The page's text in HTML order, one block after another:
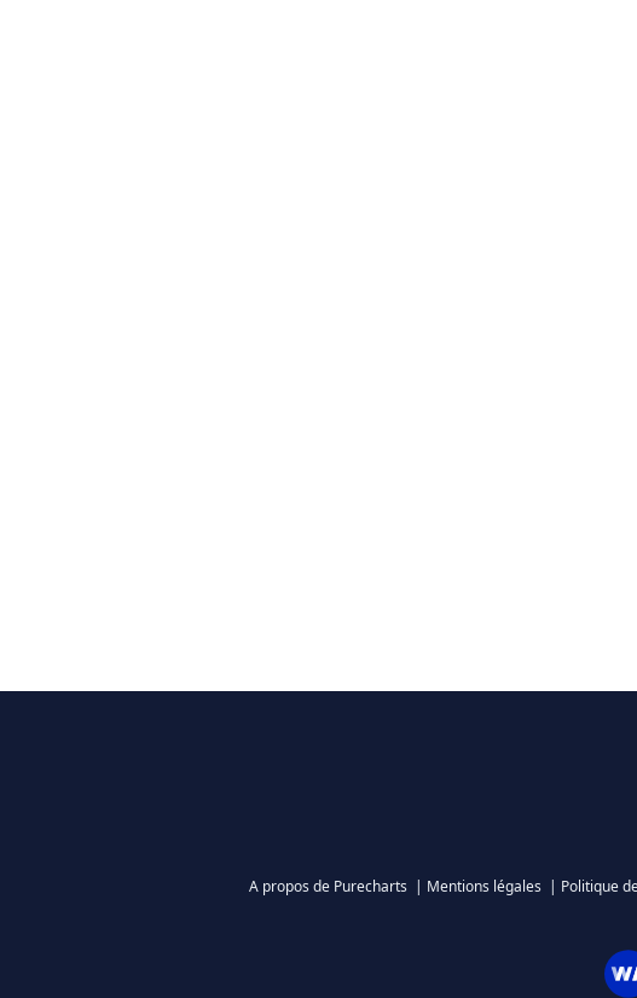
A propos de Purecharts | Mentions légales | Politique